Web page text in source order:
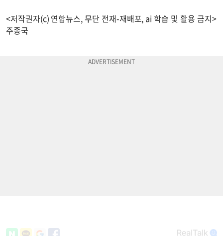
<저작권자(c) 연합뉴스, 무단 전재-재배포, ai 학습 및 활용 금지>
주종국